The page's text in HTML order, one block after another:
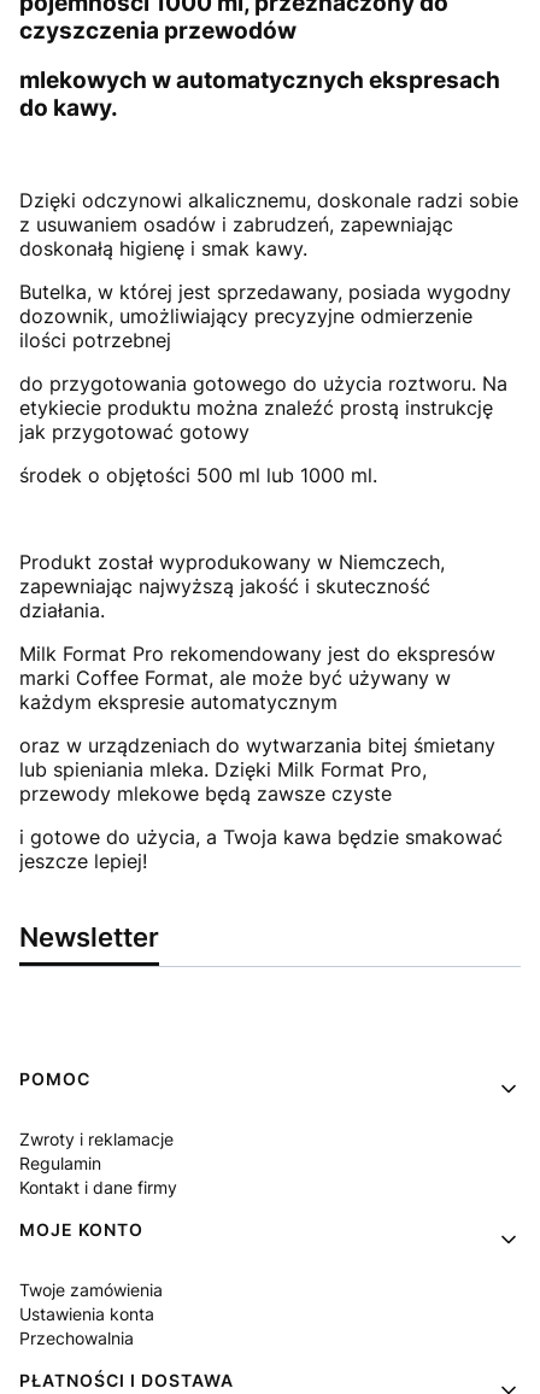
czyszczenia przewodów
mlekowych w automatycznych ekspresach
do kawy.
Dzięki odczynowi alkalicznemu, doskonale radzi sobie
z usuwaniem osadów i zabrudzeń, zapewniając
doskonałą higienę i smak kawy.
Butelka, w której jest sprzedawany, posiada wygodny
dozownik, umożliwiający precyzyjne odmierzenie
ilości potrzebnej
do przygotowania gotowego do użycia roztworu. Na
etykiecie produktu można znaleźć prostą instrukcję
jak przygotować gotowy
środek o objętości 500 ml lub 1000 ml.
Produkt został wyprodukowany w Niemczech,
zapewniając najwyższą jakość i skuteczność
działania.
Milk Format Pro rekomendowany jest do ekspresów
marki Coffee Format, ale może być używany w
każdym ekspresie automatycznym
oraz w urządzeniach do wytwarzania bitej śmietany
lub spieniania mleka. Dzięki Milk Format Pro,
przewody mlekowe będą zawsze czyste
i gotowe do użycia, a Twoja kawa będzie smakować
jeszcze lepiej!
Newsletter
Linki w stopce
POMOC
Zwroty i reklamacje
Regulamin
Kontakt i dane firmy
MOJE KONTO
Twoje zamówienia
Ustawienia konta
Przechowalnia
PŁATNOŚCI I DOSTAWA